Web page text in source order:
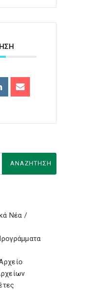
Νέα /